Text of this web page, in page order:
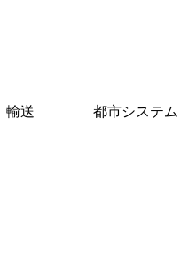
輸送
都市システム